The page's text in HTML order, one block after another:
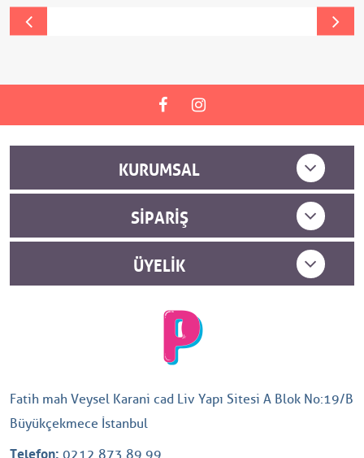
KURUMSAL
SIPARIŞ
ÜYELIK
Fatih mah Veysel Karani cad Liv Yapı Sitesi A Blok No:19/B
Büyükçekmece İstanbul
Telefon: 0212 873 89 99